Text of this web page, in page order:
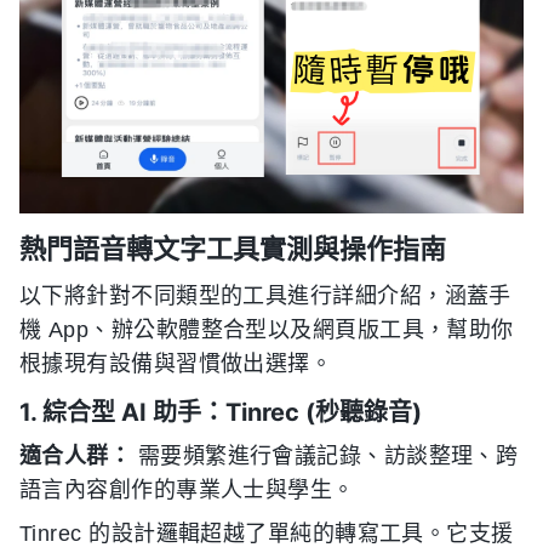
熱門語音轉文字工具實測與操作指南
以下將針對不同類型的工具進行詳細介紹，涵蓋手
機 App、辦公軟體整合型以及網頁版工具，幫助你
根據現有設備與習慣做出選擇。
1. 綜合型 AI 助手：Tinrec (秒聽錄音)
適合人群：
需要頻繁進行會議記錄、訪談整理、跨
語言內容創作的專業人士與學生。
Tinrec 的設計邏輯超越了單純的轉寫工具。它支援